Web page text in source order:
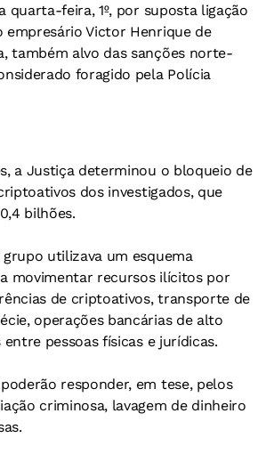
quarta-feira, 1º, por suposta ligação
empresário Victor Henrique de
também alvo das sanções norte-
foragido pela Polícia
a Justiça determinou o bloqueio de
dos investigados, que
bilhões.
grupo utilizava um esquema
movimentar recursos ilícitos por
de criptoativos, transporte de
operações bancárias de alto
pessoas físicas e jurídicas.
responder, em tese, pelos
criminosa, lavagem de dinheiro